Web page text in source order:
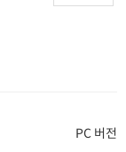
PC 버전